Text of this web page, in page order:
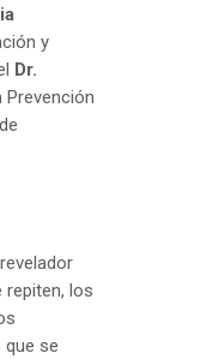
y
Dr.
Prevención
repiten, los
se